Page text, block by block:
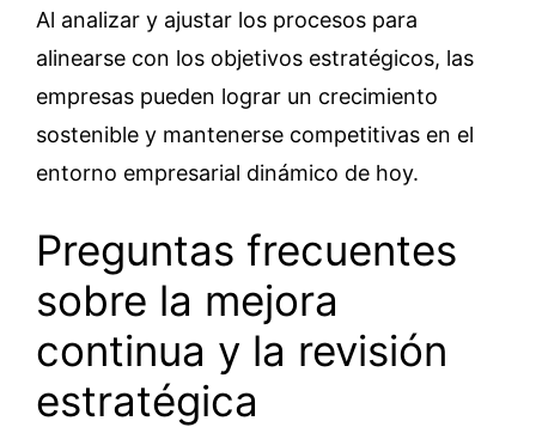
Al analizar y ajustar los procesos para
alinearse con los objetivos estratégicos, las
empresas pueden lograr un crecimiento
sostenible y mantenerse competitivas en el
entorno empresarial dinámico de hoy.
Preguntas frecuentes
sobre la mejora
continua y la revisión
estratégica